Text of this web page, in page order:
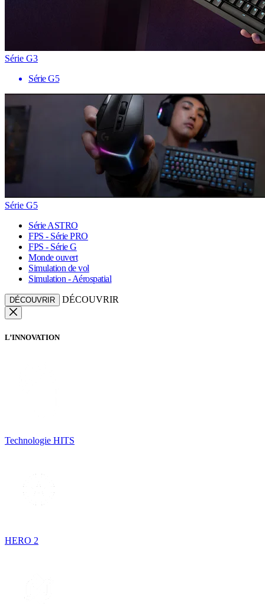
Série G3
Série G5
Série G5
Série ASTRO
FPS - Série PRO
FPS - Série G
Monde ouvert
Simulation de vol
Simulation - Aérospatial
DÉCOUVRIR DÉCOUVRIR
L’INNOVATION
Technologie HITS
HERO 2